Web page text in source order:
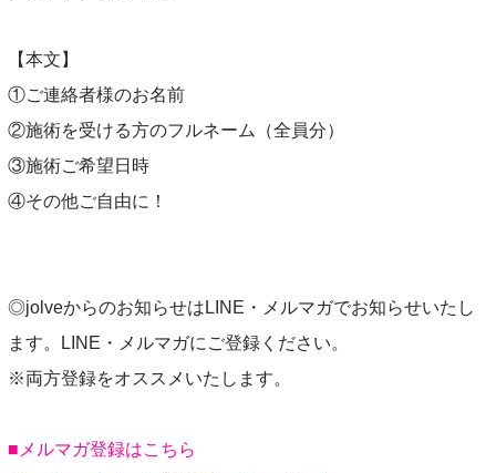
【本文】
①ご連絡者様のお名前
②施術を受ける方のフルネーム（全員分）
③施術ご希望日時
④その他ご自由に！
◎jolveからのお知らせはLINE・メルマガでお知らせいたし
ます。LINE・メルマガにご登録ください。
※両方登録をオススメいたします。
■メルマガ登録はこちら